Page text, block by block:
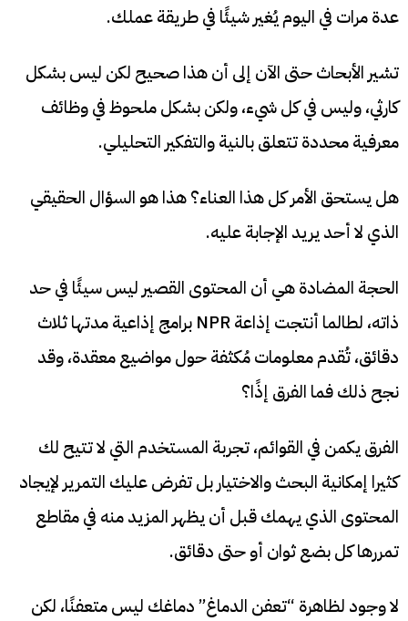
عدة مرات في اليوم يُغير شيئًا في طريقة عملك.
تشير الأبحاث حتى الآن إلى أن هذا صحيح لكن ليس بشكل
كارثي، وليس في كل شيء، ولكن بشكل ملحوظ في وظائف
معرفية محددة تتعلق بالنية والتفكير التحليلي.
هل يستحق الأمر كل هذا العناء؟ هذا هو السؤال الحقيقي
الذي لا أحد يريد الإجابة عليه.
الحجة المضادة هي أن المحتوى القصير ليس سيئًا في حد
ذاته، لطالما أنتجت إذاعة NPR برامج إذاعية مدتها ثلاث
دقائق، تُقدم معلومات مُكثفة حول مواضيع معقدة، وقد
نجح ذلك فما الفرق إذًا؟
الفرق يكمن في القوائم، تجربة المستخدم التي لا تتيح لك
كثيرا إمكانية البحث والاختيار بل تفرض عليك التمرير لإيجاد
المحتوى الذي يهمك قبل أن يظهر المزيد منه في مقاطع
تمررها كل بضع ثوان أو حتى دقائق.
لا وجود لظاهرة “تعفن الدماغ” دماغك ليس متعفنًا، لكن